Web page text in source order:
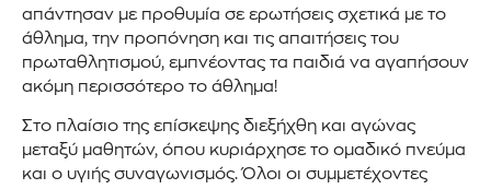
απάντησαν με προθυμία σε ερωτήσεις σχετικά με το
άθλημα, την προπόνηση και τις απαιτήσεις του
πρωταθλητισμού, εμπνέοντας τα παιδιά να αγαπήσουν
ακόμη περισσότερο το άθλημα!
Στο πλαίσιο της επίσκεψης διεξήχθη και αγώνας
μεταξύ μαθητών, όπου κυριάρχησε το ομαδικό πνεύμα
και ο υγιής συναγωνισμός. Όλοι οι συμμετέχοντες